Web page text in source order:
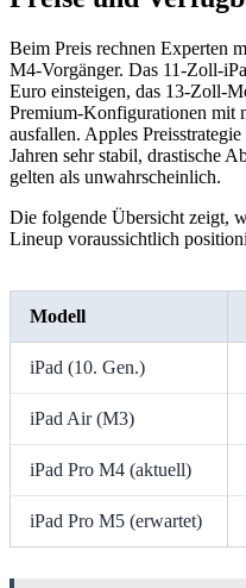
Beim Preis rechnen Experten
M4-Vorgänger. Das 11-Zoll-
Euro einsteigen, das 13-Zoll-
Premium-Konfigurationen mit
ausfallen. Apples
Jahren sehr stabil, drastische
gelten als unwahrscheinlich.
Die folgende Übersicht zeigt,
Lineup voraussichtlich
Modell
iPad (10. Gen.)
iPad Air (M3)
iPad Pro M4 (aktuell)
iPad Pro M5 (erwartet)